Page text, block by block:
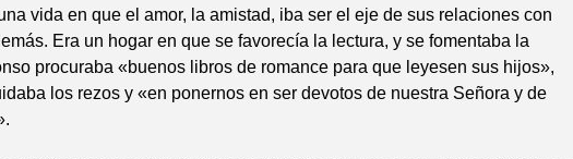
vida en que el amor, la amistad, iba ser el eje de sus relaciones con
Era un hogar en que se favorecía la lectura, y se fomentaba la
procuraba «buenos libros de romance para que leyesen sus hijos»,
los rezos y «en ponernos en ser devotos de nuestra Señora y de